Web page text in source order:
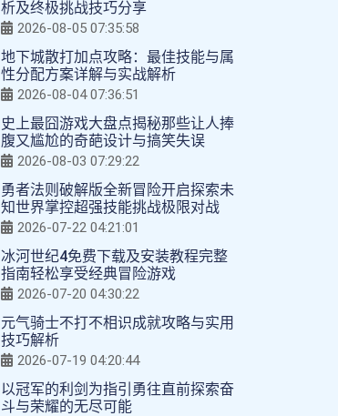
析及终极挑战技巧分享
2026-08-05 07:35:58
地下城散打加点攻略：最佳技能与属
性分配方案详解与实战解析
2026-08-04 07:36:51
史上最囧游戏大盘点揭秘那些让人捧
腹又尴尬的奇葩设计与搞笑失误
2026-08-03 07:29:22
勇者法则破解版全新冒险开启探索未
知世界掌控超强技能挑战极限对战
2026-07-22 04:21:01
冰河世纪4免费下载及安装教程完整
指南轻松享受经典冒险游戏
2026-07-20 04:30:22
元气骑士不打不相识成就攻略与实用
技巧解析
2026-07-19 04:20:44
以冠军的利剑为指引勇往直前探索奋
斗与荣耀的无尽可能